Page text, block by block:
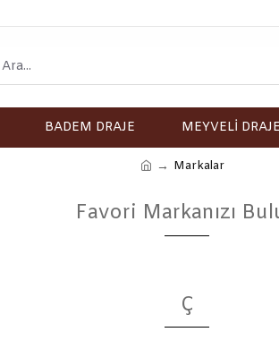
BADEM DRAJE MEYVELİ
Markalar
Favori Markanızı
Ç